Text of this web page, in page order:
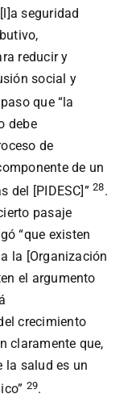
seguridad
reducir y
social y
que “la
debe
de
de un
del [PIDESC]”28.
pasaje
“que existen
la [Organización
el argumento
crecimiento
claramente que,
la salud es un
29.